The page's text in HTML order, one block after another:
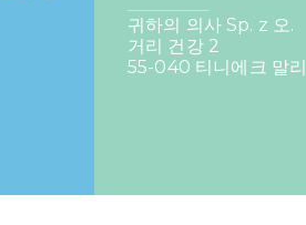
귀하의 의사 Sp. z 오.
거리 건강 2
55-040 티니에크 말리